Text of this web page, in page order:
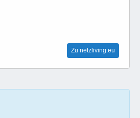
Zu netzliving.eu